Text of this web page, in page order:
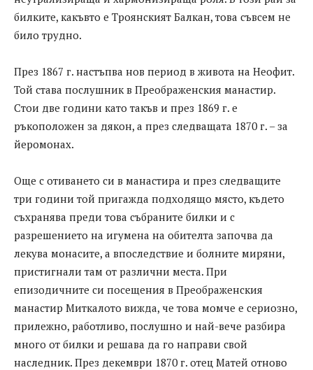
билките, какъвто е Троянският Балкан, това съвсем не
било трудно.
През 1867 г. настъпва нов период в живота на Неофит.
Той става послушник в Преображенския манастир.
Стои две години като такъв и през 1869 г. е
ръкоположен за дякон, а през следващата 1870 г. – за
йеромонах.
Още с отиването си в манастира и през следващите
три години той пригажда подходящо място, където
съхранява преди това събраните билки и с
разрешението на игумена на обителта започва да
лекува монасите, а впоследствие и болните миряни,
пристигнали там от различни места. При
епизодичните си посещения в Преображенския
манастир Миткалото вижда, че това момче е сериозно,
прилежно, работливо, послушно и най-вече разбира
много от билки и решава да го направи свой
наследник. През декември 1870 г. отец Матей отново